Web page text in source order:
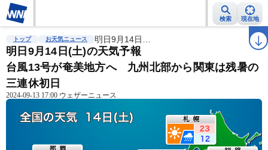
検索 現在地
雨雲レーダー 台風情報 地震情報 ラ
トップ お天気ニュース 明日9月14日…
明日9月14日(土)の天気予報
台風13号が奄美地方へ 九州北部から関東は残暑の
三連休初日
2024-09-13 17:00 ウェザーニュース